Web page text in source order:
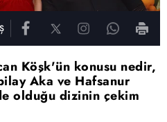
Köşk'ün konusu nedir,
Aka ve Hafsanur
olduğu dizinin çekim